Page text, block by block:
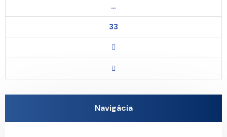
…
33
Navigácia